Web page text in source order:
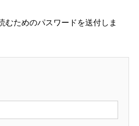
むためのパスワードを送付しま